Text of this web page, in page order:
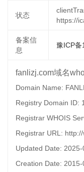
状态
https://
备案信
息
豫ICP
fanlizj.com域名
Domain Name:
Registry Domain ID:
Registrar WHOIS
Registrar URL:
Updated Date:
Creation Date: